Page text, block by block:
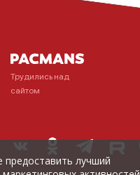
Трудились над
сайтом
предоставить лучший